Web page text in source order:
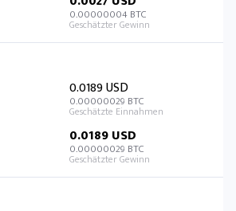
0.00000004 BTC
0.0189 USD
0.00000029 BTC
0.0189 USD
0.00000029 BTC